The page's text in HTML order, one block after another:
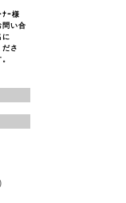
ﾅｰ様
問い合
に
ださ